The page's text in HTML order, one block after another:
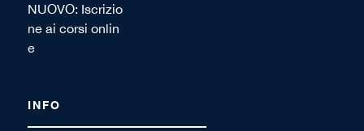
NUOVO: Iscrizio
ne ai corsi onlin
e
INFO